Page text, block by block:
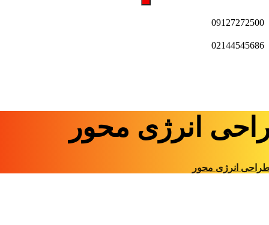
09127272500
02144545686
انرژی محور
انرژی محور